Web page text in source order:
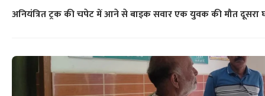
अनियंत्रित ट्रक की चपेट में आने से बाइक सवार एक युवक की मौत दूसरा